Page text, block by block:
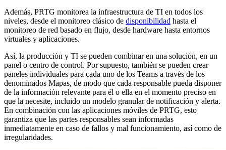
Además, PRTG monitorea la infraestructura de TI en todos los
niveles, desde el monitoreo clásico de disponibilidad hasta el
monitoreo de red basado en flujo, desde hardware hasta entornos
virtuales y aplicaciones.
Así, la producción y TI se pueden combinar en una solución, en un
panel o centro de control. Por supuesto, también se pueden crear
paneles individuales para cada uno de los Teams a través de los
denominados Mapas, de modo que cada responsable pueda disponer
de la información relevante para él o ella en el momento preciso en
que la necesite, incluido un modelo granular de notificación y alerta.
En combinación con las aplicaciones móviles de PRTG, esto
garantiza que las partes responsables sean informadas
inmediatamente en caso de fallos y mal funcionamiento, así como de
irregularidades.